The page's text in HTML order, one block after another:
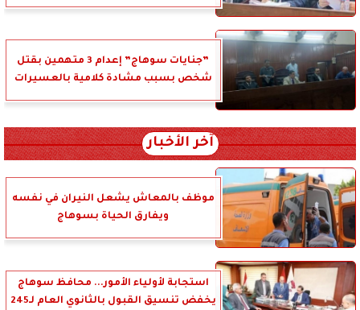
”جنايات سوهاج” إعدام 3 متهمين بقتل
شخص بسبب مشادة كلامية بالعسيرات
آخر الأخبار
موظف بالمعاش يشعل النيران في نفسه
ويفارق الحياة بسوهاج
استجابة لأولياء الأمور... محافظ سوهاج
يخفض تنسيق القبول بالثانوي العام لـ245